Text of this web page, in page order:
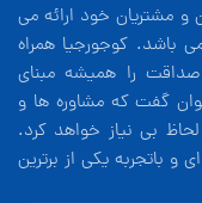
مشتریان خود ارائه می
باشد. کوجورجیا همراه
را همیشه مبنای
گفت که مشاوره ها و
بی نیاز خواهد کرد.
و باتجربه یکی از برترین